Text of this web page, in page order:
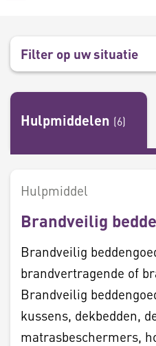
Filter op uw situatie
Hulpmiddelen (6)
Hulpmiddel
Brandveilig
Brandveilig
brandvertragende of
Brandveilig
kussens, dekbedden,
matrasbeschermers,